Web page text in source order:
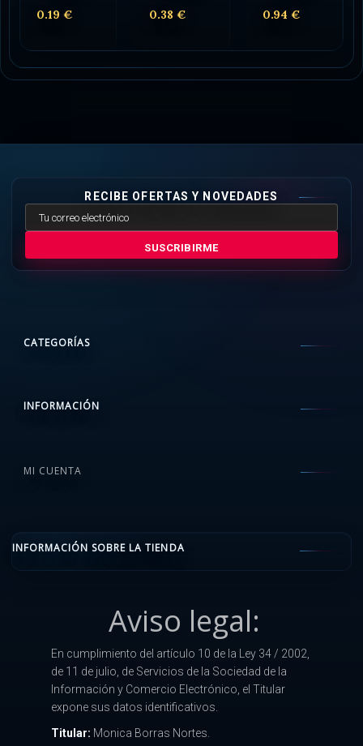
0.19 € 0.38 € 0.94 €
RECIBE OFERTAS Y NOVEDADES
SUSCRIBIRME
CATEGORÍAS
INFORMACIÓN
MI CUENTA
INFORMACIÓN SOBRE LA TIENDA
Aviso legal:
En cumplimiento del artículo 10 de la Ley 34 / 2002,
de 11 de julio, de Servicios de la Sociedad de la
Información y Comercio Electrónico, el Titular
expone sus datos identificativos.
Titular: Monica Borras Nortes.